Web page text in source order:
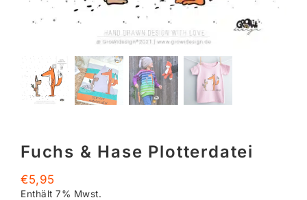
Fuchs & Hase Plotterdatei
€5,95
Enthält 7% Mwst.